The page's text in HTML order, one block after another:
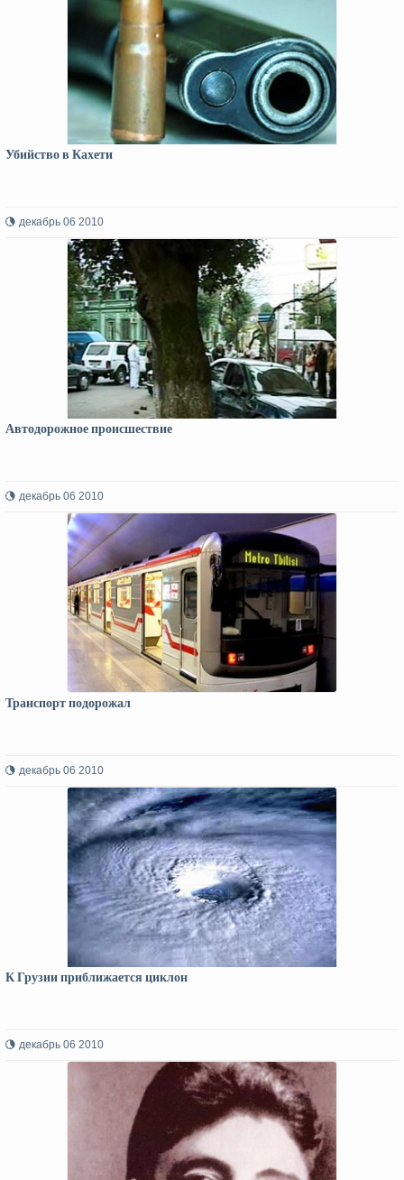
Убийство в Кахети
декабрь 06 2010
Автодорожное происшествие
декабрь 06 2010
Транспорт подорожал
декабрь 06 2010
К Грузии приближается циклон
декабрь 06 2010